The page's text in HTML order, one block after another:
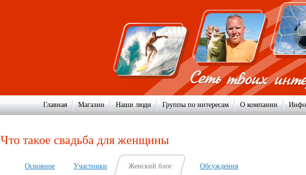
Главная Магазин Наши люди Группы по интересам О компании
Что такое свадьба для женщины
Основное Участники Женский блог Обсуждения